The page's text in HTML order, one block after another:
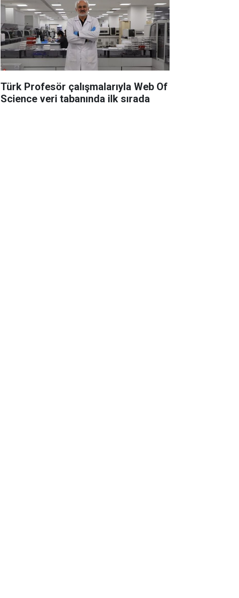
Türk Profesör çalışmalarıyla Web Of
Science veri tabanında ilk sırada